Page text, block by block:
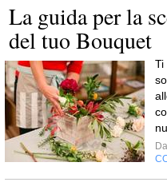
La guida per la
del tuo Bouquet
Ti
Da